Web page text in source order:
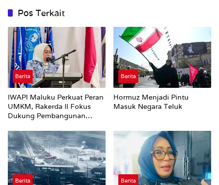
Pos Terkait
Berita
IWAPI Maluku Perkuat Peran
UMKM, Rakerda II Fokus
Dukung Pembangunan
Berita
Hormuz Menjadi Pintu
Masuk Negara Teluk
Berita Berita